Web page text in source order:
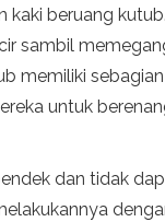
kaki beruang
sambil
memiliki
untuk
dan tidak